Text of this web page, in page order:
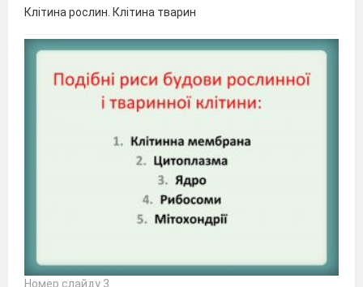
Клітина рослин. Клітина тварин
Номер слайду 3